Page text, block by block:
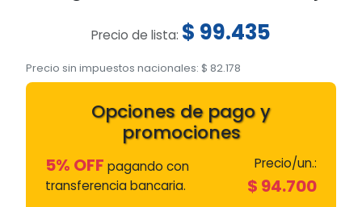
Precio de lista: $ 99.435
Precio sin impuestos nacionales: $ 82.178
Opciones de pago y
promociones
5% OFF pagando con
transferencia bancaria.
Precio/un.:
$ 94.700